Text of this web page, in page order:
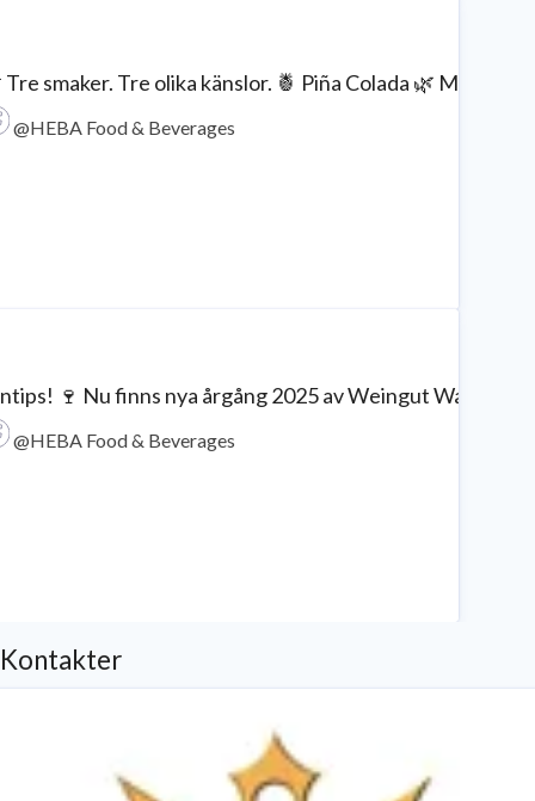
Tre smaker. Tre olika känslor. 🍍 Piña Colada 🌿 Mojito
@HEBA Food & Beverages
🍷 Nu finns nya årgång 2025 av Weingut
@HEBA Food & Beverages
Kontakter